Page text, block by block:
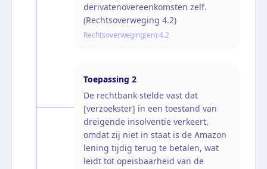
derivatenovereenkomsten zelf.
(Rechtsoverweging 4.2)
Rechtsoverweging(en):4.2
Toepassing 2
De rechtbank stelde vast dat
[verzoekster] in een toestand van
dreigende insolventie verkeert,
omdat zij niet in staat is de Amazon
lening tijdig terug te betalen, wat
leidt tot opeisbaarheid van de